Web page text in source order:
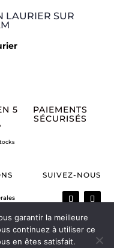
LAURIER SUR
5
PAIEMENTS
SÉCURISÉS
SUIVEZ-NOUS
garantir la meilleure
continuez à utiliser ce
en êtes satisfait.